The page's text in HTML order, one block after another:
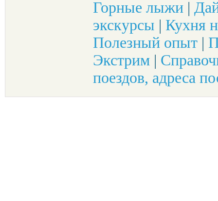
Горные лыжи |
экскурсы | Кухня
Полезный опыт |
Экстрим |
поездов, адреса